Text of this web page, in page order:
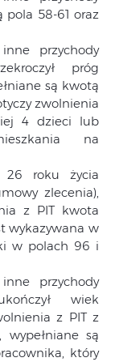
pola 58-61 oraz
przychody
próg
są kwotą
zwolnienia
4 dzieci lub
na
26 roku życia
zlecenia),
z PIT kwota
wykazywana w
w polach 96 i
przychody
wiek
z PIT z
wypełniane są
który